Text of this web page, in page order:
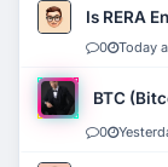
Is RERA
0 Today
BTC
0